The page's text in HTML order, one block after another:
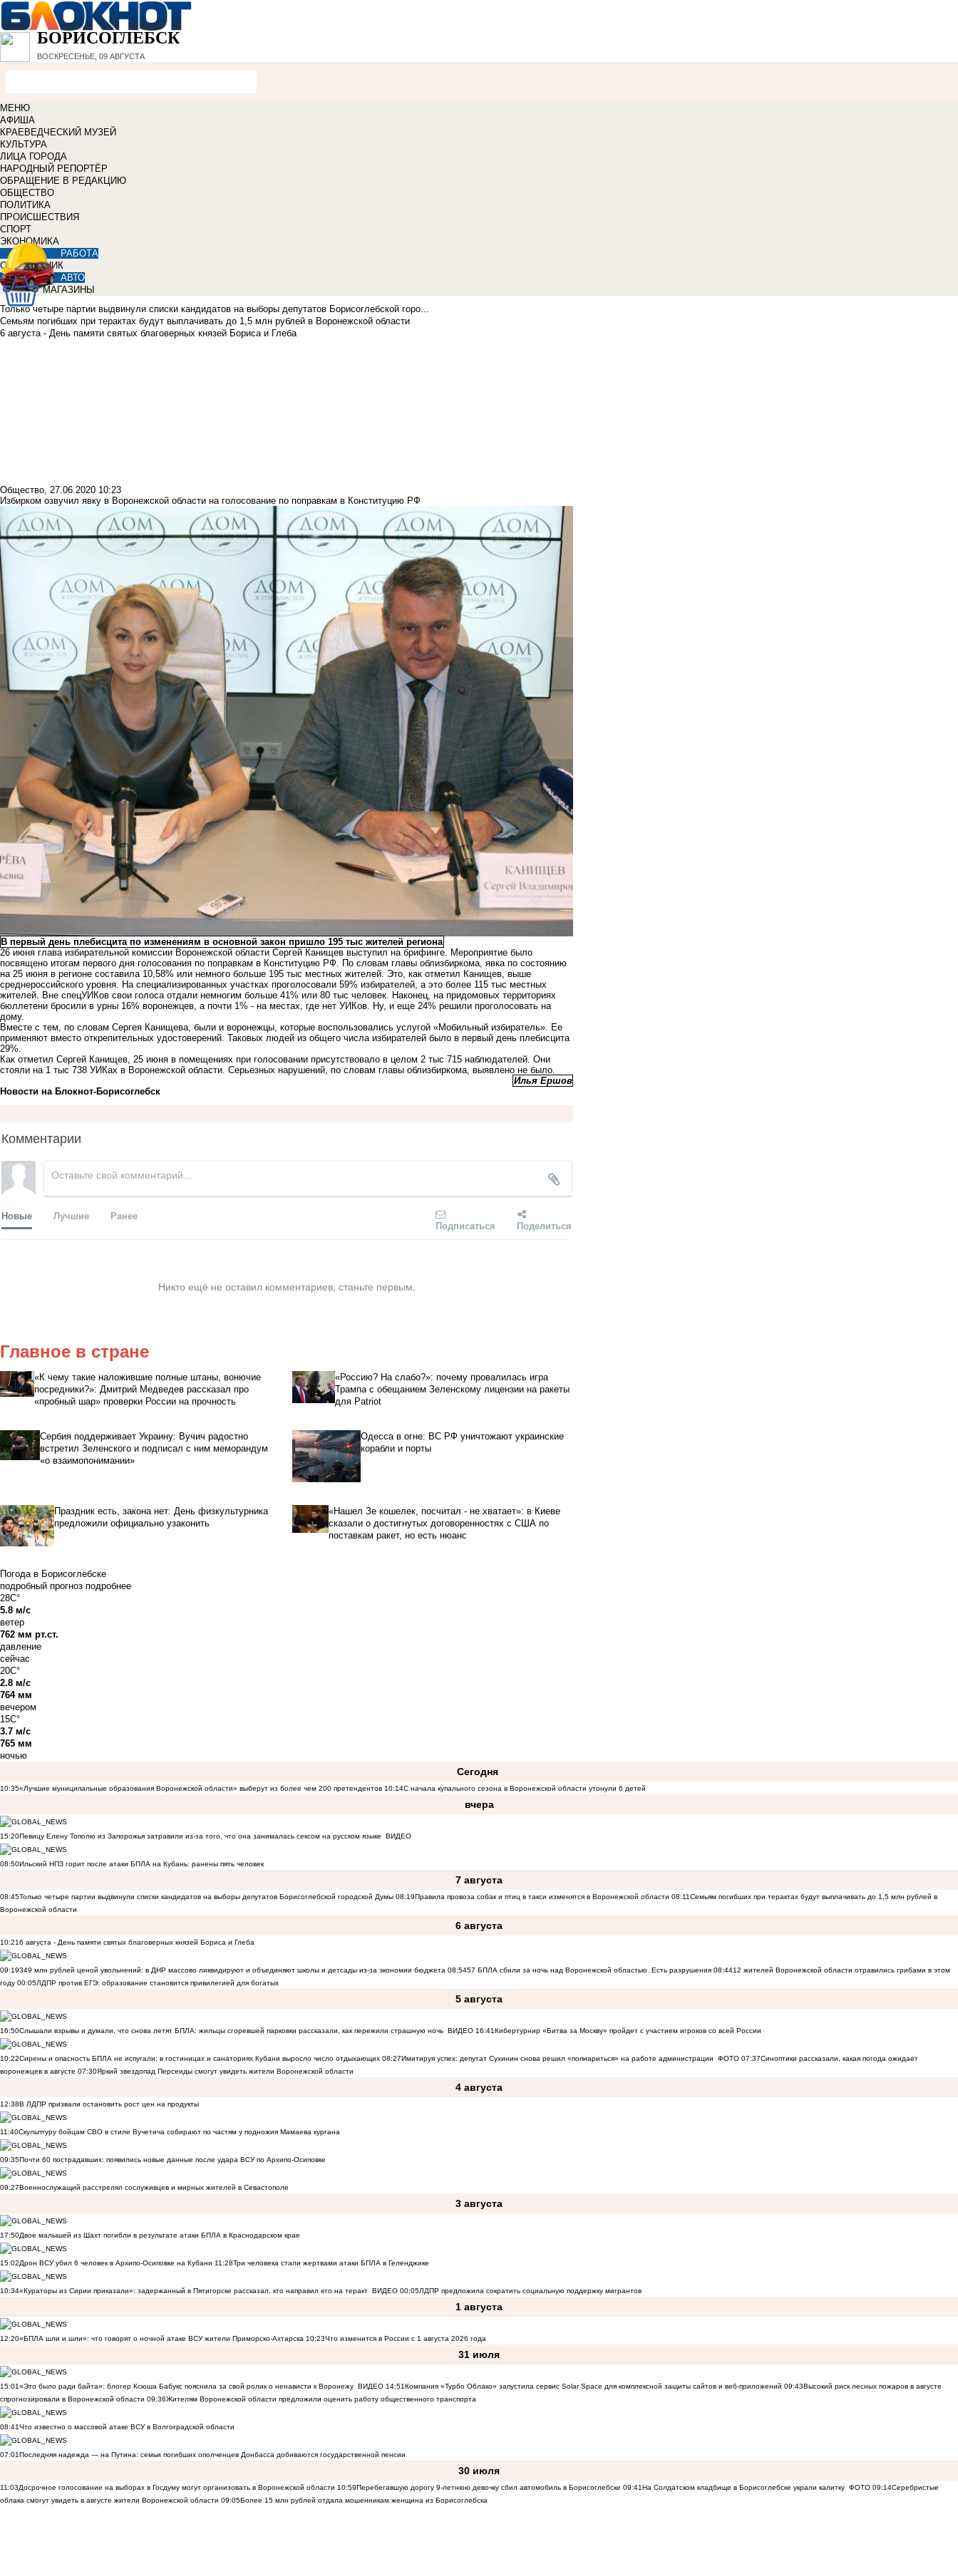
БОРИСОГЛЕБСК
ВОСКРЕСЕНЬЕ, 09 АВГУСТА
МЕНЮ
АФИША
КРАЕВЕДЧЕСКИЙ МУЗЕЙ
КУЛЬТУРА
ЛИЦА ГОРОДА
НАРОДНЫЙ РЕПОРТЁР
ОБРАЩЕНИЕ В РЕДАКЦИЮ
ОБЩЕСТВО
ПОЛИТИКА
ПРОИСШЕСТВИЯ
СПОРТ
ЭКОНОМИКА
РАБОТА
СПРАВОЧНИК
АВТО
МАГАЗИНЫ
Только четыре партии выдвинули списки кандидатов на выборы депутатов Борисоглебской горо...
Семьям погибших при терактах будут выплачивать до 1,5 млн рублей в Воронежской области
6 августа - День памяти святых благоверных князей Бориса и Глеба
Общество, 27.06.2020 10:23
Избирком озвучил явку в Воронежской области на голосование по поправкам в Конституцию РФ
В первый день плебисцита по изменениям в основной закон пришло 195 тыс жителей региона
26 июня глава избирательной комиссии Воронежской области Сергей Канищев выступил на брифинге. Мероприятие было
посвящено итогам первого дня голосования по поправкам в Конституцию РФ. По словам главы облизбиркома, явка по состоянию
на 25 июня в регионе составила 10,58% или немного больше 195 тыс местных жителей. Это, как отметил Канищев, выше
среднероссийского уровня. На специализированных участках проголосовали 59% избирателей, а это более 115 тыс местных
жителей. Вне спецУИКов свои голоса отдали немногим больше 41% или 80 тыс человек. Наконец, на придомовых территориях
бюллетени бросили в урны 16% воронежцев, а почти 1% - на местах, где нет УИКов. Ну, и еще 24% решили проголосовать на
дому.
Вместе с тем, по словам Сергея Канищева, были и воронежцы, которые воспользовались услугой «Мобильный избиратель». Ее
применяют вместо открепительных удостоверений. Таковых людей из общего числа избирателей было в первый день плебисцита
29%.
Как отметил Сергей Канищев, 25 июня в помещениях при голосовании присутствовало в целом 2 тыс 715 наблюдателей. Они
стояли на 1 тыс 738 УИКах в Воронежской области. Серьезных нарушений, по словам главы облизбиркома, выявлено не было.
Илья Ершов
Новости на Блoкнoт-Борисоглебск
Комментарии
Новые Лучшие Ранее
Подписаться Поделиться
Никто ещё не оставил комментариев, станьте первым.
Главное в стране
«К чему такие наложившие полные штаны, вонючие
посредники?»: Дмитрий Медведев рассказал про
«пробный шар» проверки России на прочность
«Россию? На слабо?»: почему провалилась игра
Трампа с обещанием Зеленскому лицензии на ракеты
для Patriot
Сербия поддерживает Украину: Вучич радостно
встретил Зеленского и подписал с ним меморандум
«о взаимопонимании»
Одесса в огне: ВС РФ уничтожают украинские
корабли и порты
Праздник есть, закона нет: День физкультурника
предложили официально узаконить
«Нашел Зе кошелек, посчитал - не хватает»: в Киеве
сказали о достигнутых договоренностях с США по
поставкам ракет, но есть нюанс
Погода в Борисоглебске
подробный прогноз подробнее
28C°
5.8 м/с
ветер
762 мм рт.ст.
давление
сейчас
20C°
2.8 м/с
764 мм
вечером
15C°
3.7 м/с
765 мм
ночью
Сегодня
10:35«Лучшие муниципальные образования Воронежской области» выберут из более чем 200 претендентов 10:14С начала купального сезона в Воронежской области утонули 6 детей
вчера
15:20Певицу Елену Тополю из Запорожья затравили из-за того, что она занималась сексом на русском языке ВИДЕО
08:50Ильский НПЗ горит после атаки БПЛА на Кубань: ранены пять человек
7 августа
08:45Только четыре партии выдвинули списки кандидатов на выборы депутатов Борисоглебской городской Думы 08:19Правила провоза собак и птиц в такси изменятся в Воронежской области 08:11Семьям погибших при терактах будут выплачивать до 1,5 млн рублей в
Воронежской области
6 августа
10:216 августа - День памяти святых благоверных князей Бориса и Глеба
09:19349 млн рублей ценой увольнений: в ДНР массово ликвидируют и объединяют школы и детсады из-за экономии бюджета 08:5457 БПЛА сбили за ночь над Воронежской областью. Есть разрушения 08:4412 жителей Воронежской области отравились грибами в этом
году 00:05ЛДПР против ЕГЭ: образование становится привилегией для богатых
5 августа
16:50Слышали взрывы и думали, что снова летят БПЛА: жильцы сгоревшей парковки рассказали, как пережили страшную ночь ВИДЕО 16:41Кибертурнир «Битва за Москву» пройдет с участием игроков со всей России
10:22Сирены и опасность БПЛА не испугали: в гостиницах и санаториях Кубани выросло число отдыхающих 08:27Имитируя успех: депутат Сухинин снова решил «попиариться» на работе администрации ФОТО 07:37Синоптики рассказали, какая погода ожидает
воронежцев в августе 07:30Яркий звездопад Персеиды смогут увидеть жители Воронежской области
4 августа
12:38В ЛДПР призвали остановить рост цен на продукты
11:40Скульптуру бойцам СВО в стиле Вучетича собирают по частям у подножия Мамаева кургана
09:35Почти 60 пострадавших: появились новые данные после удара ВСУ по Архипо-Осиповке
09:27Военнослужащий расстрелял сослуживцев и мирных жителей в Севастополе
3 августа
17:50Двое малышей из Шахт погибли в результате атаки БПЛА в Краснодарском крае
15:02Дрон ВСУ убил 6 человек в Архипо-Осиповке на Кубани 11:28Три человека стали жертвами атаки БПЛА в Геленджике
10:34«Кураторы из Сирии приказали»: задержанный в Пятигорске рассказал, кто направил его на теракт ВИДЕО 00:05ЛДПР предложила сократить социальную поддержку мигрантов
1 августа
12:20«БПЛА шли и шли»: что говорят о ночной атаке ВСУ жители Приморско-Ахтарска 10:23Что изменится в России с 1 августа 2026 года
31 июля
15:01«Это было ради байта»: блогер Ксюша Бабукс пояснила за свой ролик о ненависти к Воронежу ВИДЕО 14:51Компания «Турбо Облако» запустила сервис Solar Space для комплексной защиты сайтов и веб-приложений 09:43Высокий риск лесных пожаров в августе
спрогнозировали в Воронежской области 09:36Жителям Воронежской области предложили оценить работу общественного транспорта
08:41Что известно о массовой атаке ВСУ в Волгоградской области
07:01Последняя надежда — на Путина: семьи погибших ополченцев Донбасса добиваются государственной пенсии
30 июля
11:03Досрочное голосование на выборах в Госдуму могут организовать в Воронежской области 10:59Перебегавшую дорогу 9-летнюю девочку сбил автомобиль в Борисоглебске 09:41На Солдатском кладбище в Борисоглебске украли калитку ФОТО 09:14Серебристые
облака смогут увидеть в августе жители Воронежской области 09:05Более 15 млн рублей отдала мошенникам женщина из Борисоглебска